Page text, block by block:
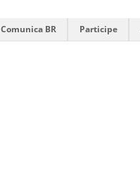
Comunica BR Participe